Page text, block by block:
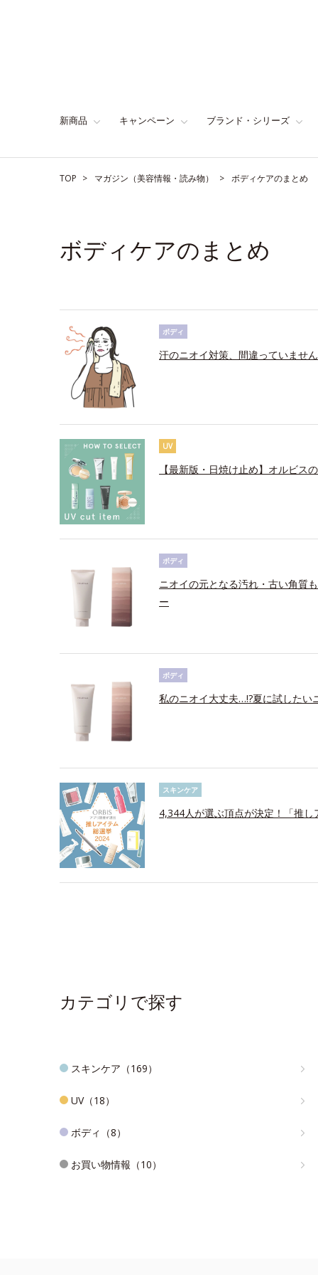
新商品 キャンペーン ブランド・シリーズ
TOP マガジン（美容情報・読み物） ボディケアのまとめ
ボディケアのまとめ
ボディ
汗のニオイ対策、間違っていませ
UV
【最新版・日焼け止め】オルビス
ボディ
ニオイの元となる汚れ・古い角質
ー
ボディ
私のニオイ大丈夫…!?夏に試したい
スキンケア
4,344人が選ぶ頂点が決定！「推
カテゴリで探す
スキンケア（169）
UV（18）
ボディ（8）
お買い物情報（10）